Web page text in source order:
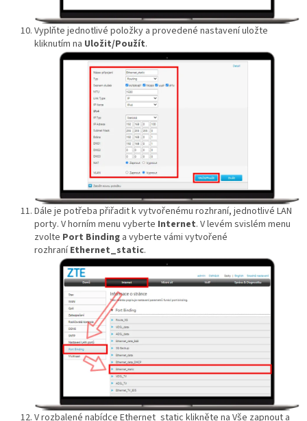
Vyplňte jednotlivé položky a provedené nastavení uložte
kliknutím na Uložit/Použít.
Dále je potřeba přiřadit k vytvořenému rozhraní, jednotlivé LAN
porty. V horním menu vyberte Internet. V levém svislém menu
zvolte Port Binding a vyberte vámi vytvořené
rozhraní Ethernet_static.
V rozbalené nabídce Ethernet_static klikněte na Vše zapnout a